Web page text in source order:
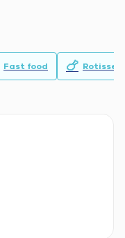
Fast food 🍗